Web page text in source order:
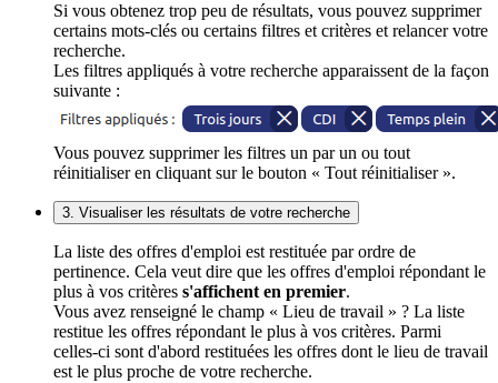
Si vous obtenez trop peu de résultats, vous pouvez supprimer
certains mots-clés ou certains filtres et critères et relancer votre
recherche.
Les filtres appliqués à votre recherche apparaissent de la façon
suivante :
Vous pouvez supprimer les filtres un par un ou tout
réinitialiser en cliquant sur le bouton « Tout réinitialiser ».
3. Visualiser les résultats de votre recherche
La liste des offres d'emploi est restituée par ordre de
pertinence. Cela veut dire que les offres d'emploi répondant le
plus à vos critères s'affichent en premier.
Vous avez renseigné le champ « Lieu de travail » ? La liste
restitue les offres répondant le plus à vos critères. Parmi
celles-ci sont d'abord restituées les offres dont le lieu de travail
est le plus proche de votre recherche.